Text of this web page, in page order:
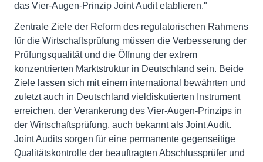
das Vier-Augen-Prinzip Joint Audit etablieren."
Zentrale Ziele der Reform des regulatorischen Rahmens
für die Wirtschaftsprüfung müssen die Verbesserung der
Prüfungsqualität und die Öffnung der extrem
konzentrierten Marktstruktur in Deutschland sein. Beide
Ziele lassen sich mit einem international bewährten und
zuletzt auch in Deutschland vieldiskutierten Instrument
erreichen, der Verankerung des Vier-Augen-Prinzips in
der Wirtschaftsprüfung, auch bekannt als Joint Audit.
Joint Audits sorgen für eine permanente gegenseitige
Qualitätskontrolle der beauftragten Abschlussprüfer und